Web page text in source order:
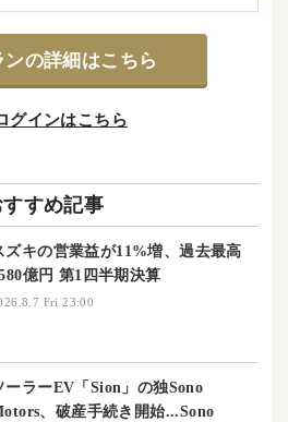
ンの詳細はこちら
グインはこちら
すすめ記事
ズキの営業益が11%増、過去最高
億円 第1四半期決算
Fri 23:00
ーラーEV「Sion」の独Sono
、破産手続き開始...Sono